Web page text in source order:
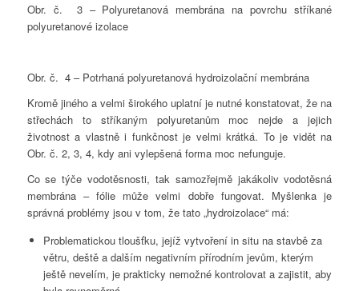
Obr. č. 3 – Polyuretanová membrána na povrchu stříkané
polyuretanové izolace
Obr. č. 4 – Potrhaná polyuretanová hydroizolační membrána
Kromě jiného a velmi širokého uplatní je nutné konstatovat, že na
střechách to stříkaným polyuretanům moc nejde a jejich
životnost a vlastně i funkčnost je velmi krátká. To je vidět na
Obr. č. 2, 3, 4, kdy ani vylepšená forma moc nefunguje.
Co se týče vodotěsnosti, tak samozřejmě jakákoliv vodotěsná
membrána – fólie může velmi dobře fungovat. Myšlenka je
správná problémy jsou v tom, že tato „hydroizolace“ má:
Problematickou tloušťku, jejíž vytvoření in situ na stavbě za
větru, deště a dalším negativním přírodním jevům, kterým
ještě nevelím, je prakticky nemožné kontrolovat a zajistit, aby